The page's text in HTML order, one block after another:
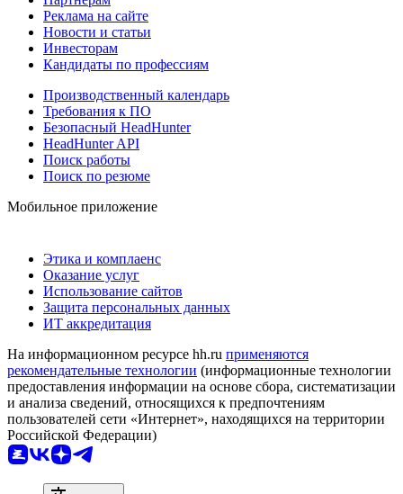
Реклама на сайте
Новости и статьи
Инвесторам
Кандидаты по профессиям
Производственный календарь
Требования к ПО
Безопасный HeadHunter
HeadHunter API
Поиск работы
Поиск по резюме
Мобильное приложение
Этика и комплаенс
Оказание услуг
Использование сайтов
Защита персональных данных
ИТ аккредитация
На информационном ресурсе hh.ru применяются
рекомендательные технологии (информационные технологии
предоставления информации на основе сбора, систематизации
и анализа сведений, относящихся к предпочтениям
пользователей сети «Интернет», находящихся на территории
Российской Федерации)